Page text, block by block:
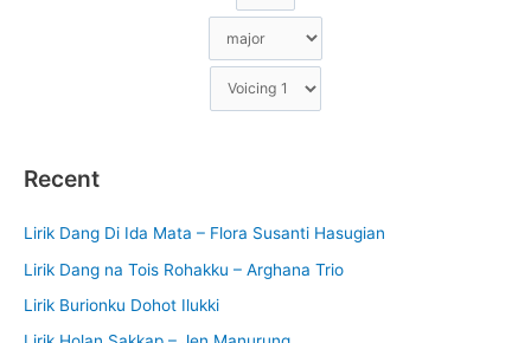
Recent
Lirik Dang Di Ida Mata – Flora Susanti Hasugian
Lirik Dang na Tois Rohakku – Arghana Trio
Lirik Burionku Dohot Ilukki